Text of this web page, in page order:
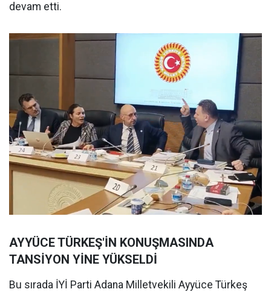
devam etti.
AYYÜCE TÜRKEŞ'İN KONUŞMASINDA
TANSİYON YİNE YÜKSELDİ
Bu sırada İYİ Parti Adana Milletvekili Ayyüce Türkeş